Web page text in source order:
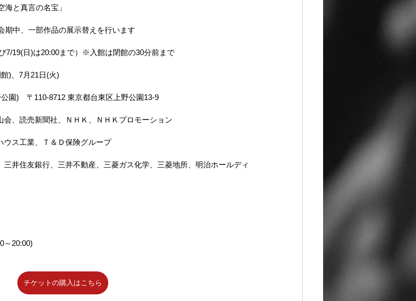
と真言の名宝」
中、一部作品の展示替えを行います
7/19(日)は20:00まで）※入館は閉館の30分前まで
)、7月21日(火)
園)　〒110-8712 東京都台東区上野公園13-9
、読売新聞社、ＮＨＫ、ＮＨＫプロモーション
ウス工業、Ｔ＆Ｄ保険グループ
三井住友銀行、三井不動産、三菱ガス化学、三菱地所、明治ホールディ
～20:00)
チケットの購入はこちら